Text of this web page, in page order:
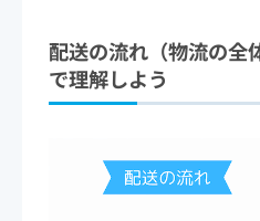
配送の流れ（物流の全
で理解しよう